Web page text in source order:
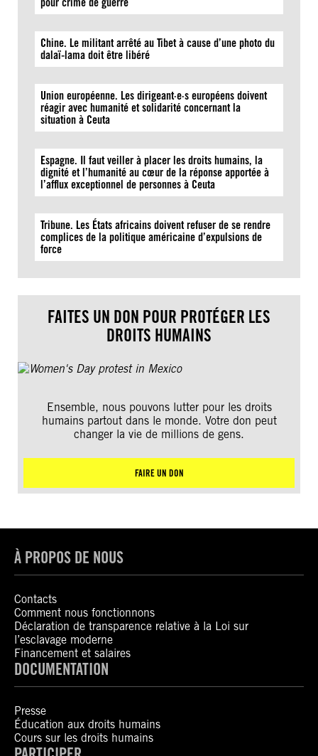
Chine. Le militant arrêté au Tibet à cause d’une photo du
dalaï-lama doit être libéré
Union européenne. Les dirigeant·e·s européens doivent
réagir avec humanité et solidarité concernant la
situation à Ceuta
Espagne. Il faut veiller à placer les droits humains, la
dignité et l’humanité au cœur de la réponse apportée à
l’afflux exceptionnel de personnes à Ceuta
Tribune. Les États africains doivent refuser de se rendre
complices de la politique américaine d’expulsions de
force
FAITES UN DON POUR PROTÉGER LES
DROITS HUMAINS
Ensemble, nous pouvons lutter pour les droits
humains partout dans le monde. Votre don peut
changer la vie de millions de gens.
FAIRE UN DON
À PROPOS DE NOUS
Contacts
Comment nous fonctionnons
Déclaration de transparence relative à la Loi sur
l’esclavage moderne
Financement et salaires
DOCUMENTATION
Presse
Éducation aux droits humains
Cours sur les droits humains